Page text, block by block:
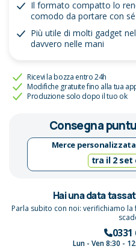
Il formato compatto lo
comodo da portare con sé
Più utile di molti gadget
davvero nelle mani
Ricevi la bozza entro 24h
Modifiche gratuite fino alla tua
Produzione solo dopo il tuo ok
Consegna
Merce
tra il 2 set
Hai una data
Parla subito con noi: verifichiamo
0331
Lun - Ven 8:30 -